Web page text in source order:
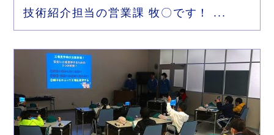
技術紹介担当の営業課 牧〇です！ ...